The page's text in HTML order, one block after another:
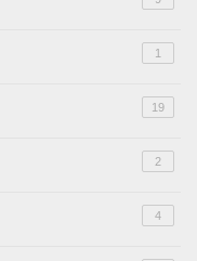
1
19
2
4